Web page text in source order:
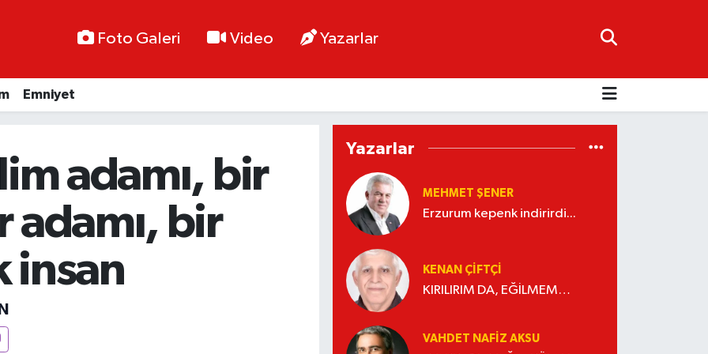
Foto Galeri Video Yazarlar
Emniyet
adamı, bir
adamı, bir
insan
Yazarlar
MEHMET ŞENER
Erzurum kepenk indirirdi...
KENAN ÇİFTÇİ
KIRILIRIM DA, EĞİLMEM…
VAHDET NAFIZ AKSU